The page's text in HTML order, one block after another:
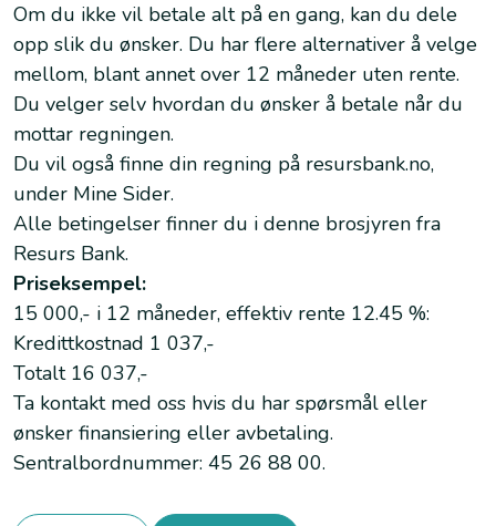
Om du ikke vil betale alt på en gang, kan du dele
opp slik du ønsker. Du har flere alternativer å velge
mellom, blant annet over 12 måneder uten rente.
Du velger selv hvordan du ønsker å betale når du
mottar regningen.
Du vil også finne din regning på resursbank.no,
under Mine Sider.
Alle betingelser finner du i denne brosjyren fra
Resurs Bank.
Priseksempel:
15 000,- i 12 måneder, effektiv rente 12.45 %:
Kredittkostnad 1 037,-
Totalt 16 037,-
Ta kontakt med oss hvis du har spørsmål eller
ønsker finansiering eller avbetaling.
Sentralbordnummer: 45 26 88 00.